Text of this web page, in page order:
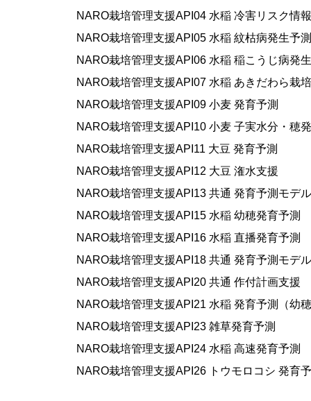
NARO栽培管理支援API04 水稲 冷害リスク情報
NARO栽培管理支援API05 水稲 紋枯病発生予測
NARO栽培管理支援API06 水稲 稲こうじ病発
NARO栽培管理支援API07 水稲 あきだわら栽
NARO栽培管理支援API09 小麦 発育予測
NARO栽培管理支援API10 小麦 子実水分・穂
NARO栽培管理支援API11 大豆 発育予測
NARO栽培管理支援API12 大豆 潅水支援
NARO栽培管理支援API13 共通 発育予測モデ
NARO栽培管理支援API15 水稲 幼穂発育予測
NARO栽培管理支援API16 水稲 直播発育予測
NARO栽培管理支援API18 共通 発育予測モデ
NARO栽培管理支援API20 共通 作付計画支援
NARO栽培管理支援API21 水稲 発育予測（幼
NARO栽培管理支援API23 雑草発育予測
NARO栽培管理支援API24 水稲 高速発育予測
NARO栽培管理支援API26 トウモロコシ 発育